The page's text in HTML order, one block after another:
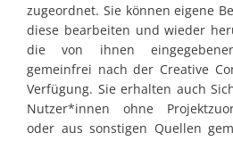
zugeordnet. Sie können eigene
diese bearbeiten und wieder
die von ihnen eingegebenen
gemeinfrei nach der Creative
Verfügung. Sie erhalten auch
Nutzer*innen ohne
oder aus sonstigen Quellen